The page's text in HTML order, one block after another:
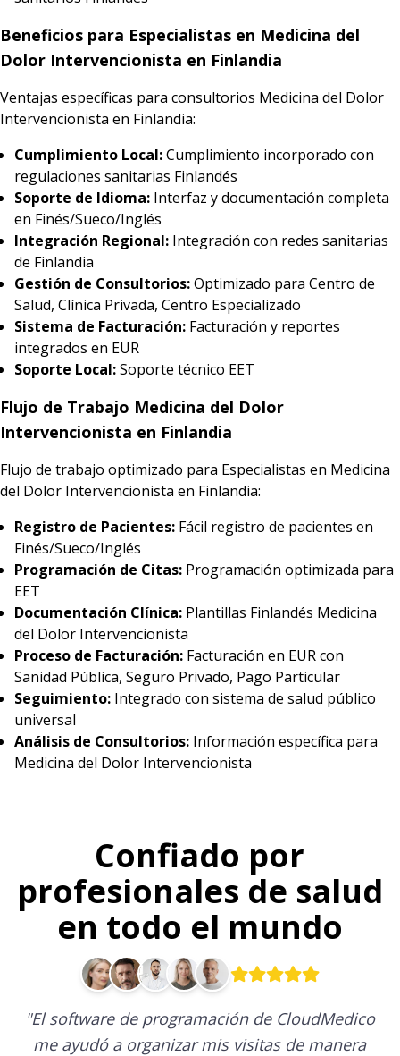
Beneficios para Especialistas en Medicina del
Dolor Intervencionista en Finlandia
Ventajas específicas para consultorios Medicina del Dolor
Intervencionista en Finlandia:
Cumplimiento Local:Cumplimiento incorporado con
regulaciones sanitarias Finlandés
Soporte de Idioma: Interfaz y documentación completa
en Finés/Sueco/Inglés
Integración Regional: Integración con redes sanitarias
de Finlandia
Gestión de Consultorios:Optimizado para Centro de
Salud, Clínica Privada, Centro Especializado
Sistema de Facturación: Facturación y reportes
integrados en EUR
Soporte Local:Soporte técnico EET
Flujo de Trabajo Medicina del Dolor
Intervencionista en Finlandia
Flujo de trabajo optimizado para Especialistas en Medicina
del Dolor Intervencionista en Finlandia:
Registro de Pacientes: Fácil registro de pacientes en
Finés/Sueco/Inglés
Programación de Citas: Programación optimizada para
EET
Documentación Clínica: Plantillas Finlandés Medicina
del Dolor Intervencionista
Proceso de Facturación: Facturación en EUR con
Sanidad Pública, Seguro Privado, Pago Particular
Seguimiento: Integrado con sistema de salud público
universal
Análisis de Consultorios: Información específica para
Medicina del Dolor Intervencionista
Confiado por
profesionales de salud
en todo el mundo
"El software de programación de CloudMedico
me ayudó a organizar mis visitas de manera